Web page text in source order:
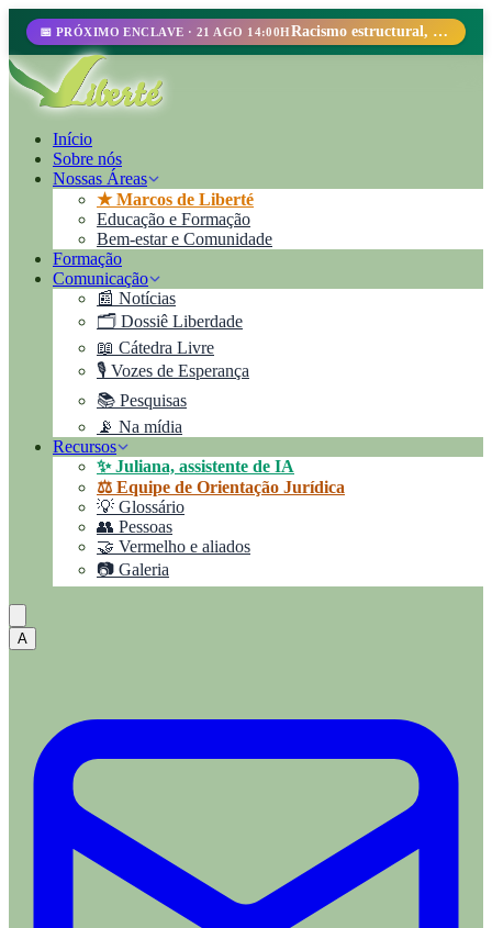
📅 PRÓXIMO ENCLAVE · 21 AGO 14:00H Racismo estructural, perfilamiento racial y abolicionismo carcelario.
Início
Sobre nós
Nossas Áreas
★ Marcos de Liberté
Educação e Formação
Bem-estar e Comunidade
Formação
Comunicação
📰 Notícias
🗂️ Dossiê Liberdade
📖 Cátedra Livre
🎙️ Vozes de Esperança
📚 Pesquisas
📡 Na mídia
Recursos
✨ Juliana, assistente de IA
⚖️ Equipe de Orientação Jurídica
💡 Glossário
👥 Pessoas
🤝 Vermelho e aliados
📷 Galeria
A